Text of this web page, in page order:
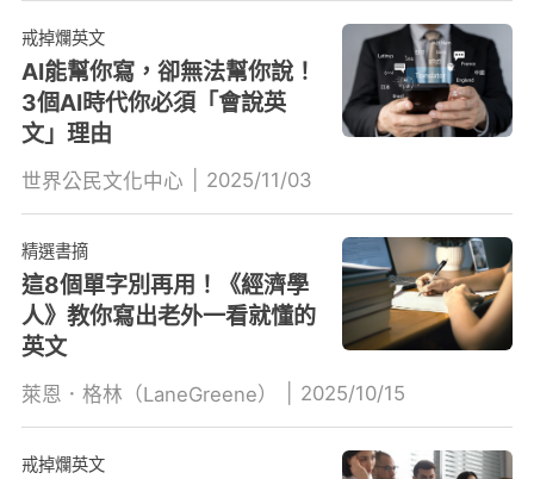
戒掉爛英文
AI能幫你寫，卻無法幫你說！
3個AI時代你必須「會說英
文」理由
世界公民文化中心 2025/11/03
精選書摘
這8個單字別再用！《經濟學
人》教你寫出老外一看就懂的
英文
萊恩．格林（LaneGreene） 2025/10/15
戒掉爛英文